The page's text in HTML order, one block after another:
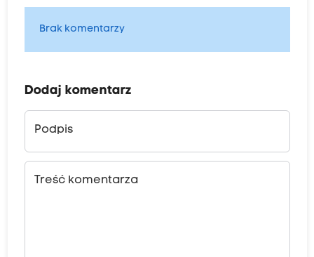
Brak komentarzy
Dodaj komentarz
Podpis
Treść komentarza